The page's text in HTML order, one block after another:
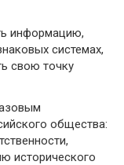
информацию,
системах,
свою точку
общества:
исторического